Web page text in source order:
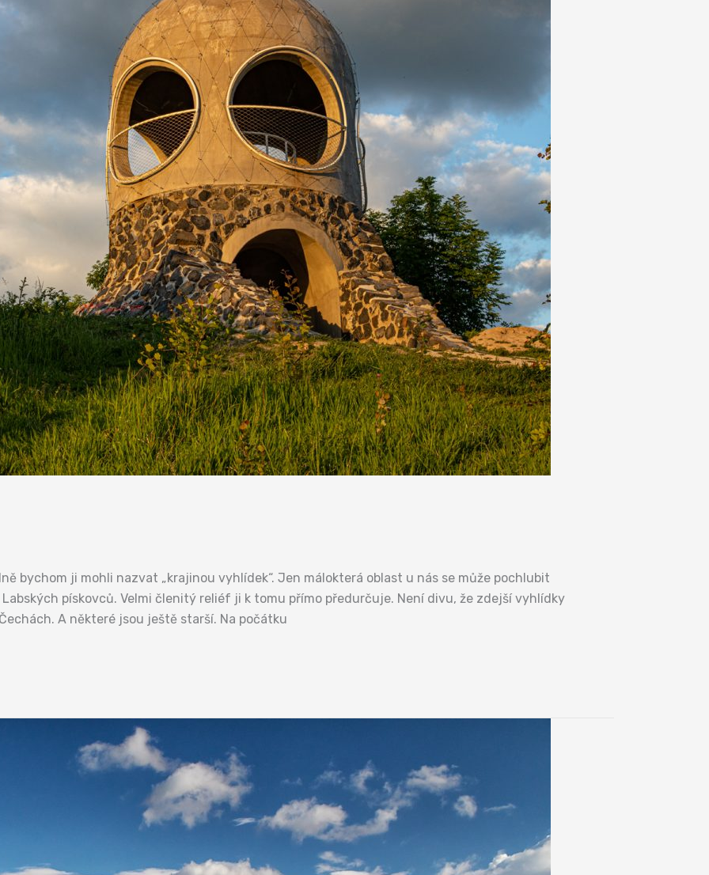
bychom ji mohli nazvat „krajinou vyhlídek“. Jen málokterá oblast u nás se může pochlubit
pískovců. Velmi členitý reliéf ji k tomu přímo předurčuje. Není divu, že zdejší vyhlídky
A některé jsou ještě starší. Na počátku